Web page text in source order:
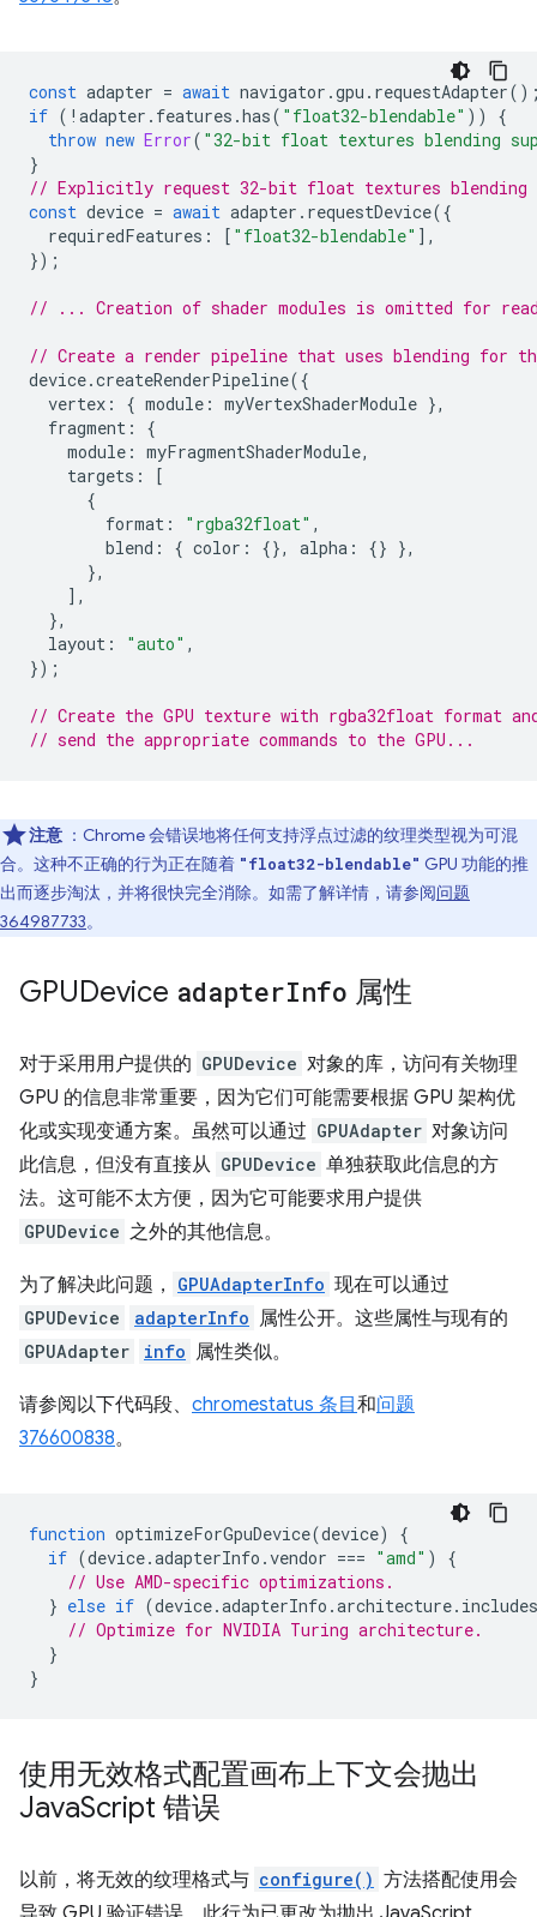
const adapter = await navigator .gpu . requestAdapter
if ( ! adapter . features .has( "float32-blendable" ))
{
throw new Error( "32-bit float textures blending
}
// Explicitly request 32-bit float textures blending
const device = await adapter . requestDevice({
requiredFeatures : [ "float32-blendable" ],
});
// ... Creation of shader modules is omitted for
// Create a render pipeline that uses blending for
device.createRenderPipeline({
vertex : { module : myVertexShaderModule },
fragment :
{
module : myFragmentShaderModule,
targets :
[
{
format : "rgba32float" ,
blend : { color : {}, alpha : {} },
},
],
},
layout : "auto" ,
});
// Create the GPU texture with rgba32float format
// send the appropriate commands to the GPU...
注意 ：Chrome 会错误地将任何支持浮点过滤的纹理类型视为可混
合。这种不正确的行为正在随着 "float32-blendable" GPU 功能的推
出而逐步淘汰，并将很快完全消除。如需了解详情，请参阅问题
364987733。
GPUDevice adapterInfo 属性
对于采用用户提供的 GPUDevice 对象的库，访问有关物理
GPU 的信息非常重要，因为它们可能需要根据 GPU 架构优
化或实现变通方案。虽然可以通过 GPUAdapter 对象访问
此信息，但没有直接从 GPUDevice 单独获取此信息的方
法。这可能不太方便，因为它可能要求用户提供
GPUDevice 之外的其他信息。
为了解决此问题， GPUAdapterInfo 现在可以通过
GPUDevice adapterInfo 属性公开。这些属性与现有的
GPUAdapter info 属性类似。
请参阅以下代码段、 chromestatus 条目 和问题
376600838。
function optimizeForGpuDevice(device)
{
if (device.adapterInfo .vendor === "amd" )
{
// Use AMD-specific optimizations.
} else if (device.adapterInfo .architecture. includes
// Optimize for NVIDIA Turing architecture.
}
}
使用无效格式配置画布上下文会抛出
JavaScript 错误
以前，将无效的纹理格式与 configure() 方法搭配使用会